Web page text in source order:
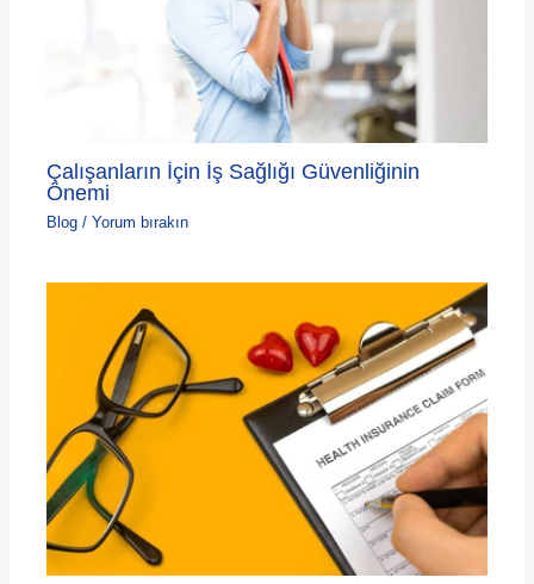
Çalışanların İçin İş Sağlığı Güvenliğinin
Önemi
Blog /Yorum bırakın